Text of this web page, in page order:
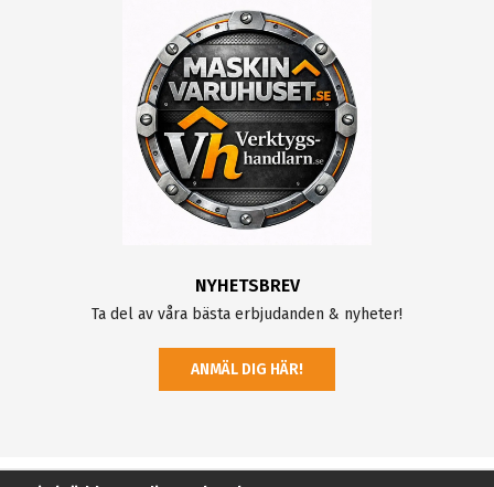
NYHETSBREV
Ta del av våra bästa erbjudanden & nyheter!
ANMÄL DIG HÄR!